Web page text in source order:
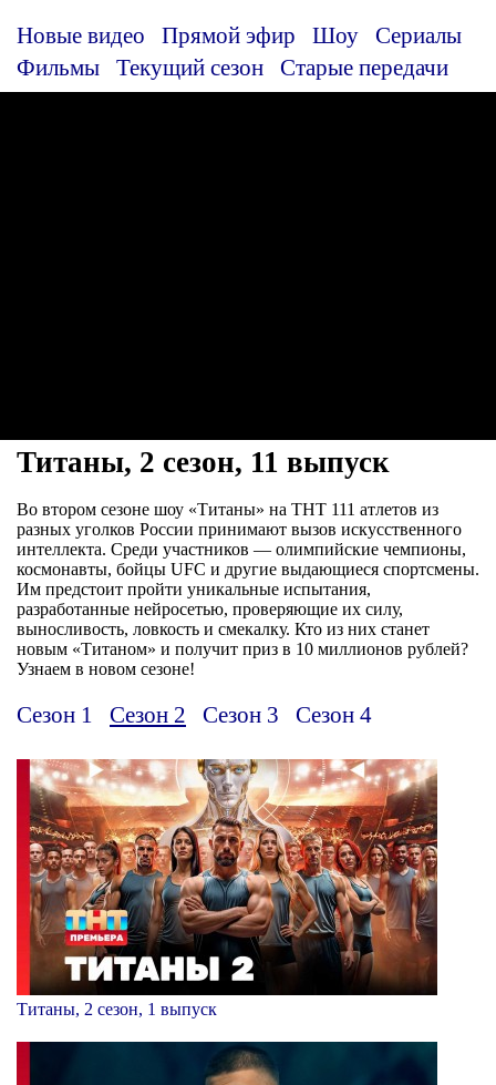
Новые видео Прямой эфир Шоу
Сериалы
Фильмы
Текущий сезон Старые передачи
Титаны, 2 сезон, 11 выпуск
Во втором сезоне шоу «Титаны» на ТНТ 111 атлетов из
разных уголков России принимают вызов искусственного
интеллекта. Среди участников — олимпийские чемпионы,
космонавты, бойцы UFC и другие выдающиеся спортсмены.
Им предстоит пройти уникальные испытания,
разработанные нейросетью, проверяющие их силу,
выносливость, ловкость и смекалку. Кто из них станет
новым «Титаном» и получит приз в 10 миллионов рублей?
Узнаем в новом сезоне!
Сезон 1 Сезон 2 Сезон 3 Сезон 4
Титаны, 2 сезон, 1 выпуск